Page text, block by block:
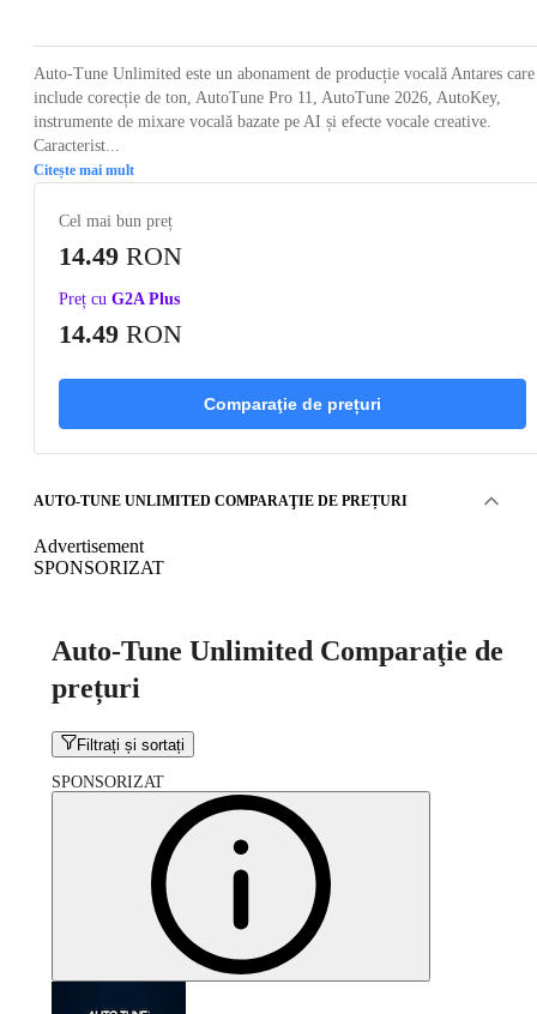
Auto-Tune Unlimited este un abonament de producție vocală Antares care
include corecție de ton, AutoTune Pro 11, AutoTune 2026, AutoKey,
instrumente de mixare vocală bazate pe AI și efecte vocale creative.
Caracterist...
Citește mai mult
Cel mai bun preț
14.49 RON
Preț cu G2A Plus
14.49 RON
Comparaţie de prețuri
AUTO-TUNE UNLIMITED COMPARAŢIE DE PREȚURI
Advertisement
SPONSORIZAT
Auto-Tune Unlimited Comparaţie de
prețuri
Filtrați și sortați
SPONSORIZAT